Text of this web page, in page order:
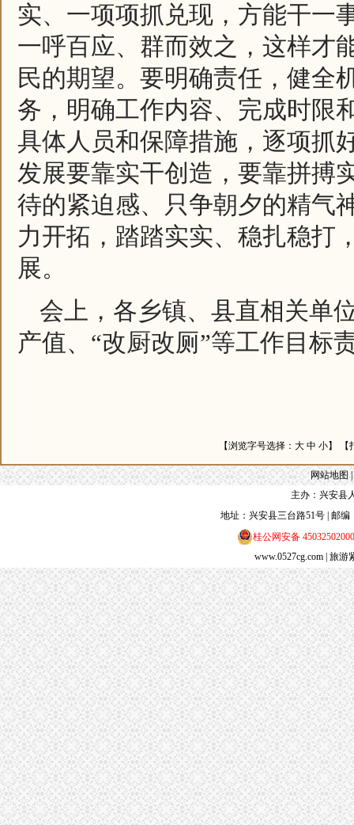
实、一项项抓兑现，方能干一
一呼百应、群而效之，这样才
民的期望。要明确责任，健全
务，明确工作内容、完成时限
具体人员和保障措施，逐项抓
发展要靠实干创造，要靠拼搏
待的紧迫感、只争朝夕的精气
力开拓，踏踏实实、稳扎稳打
展。
会上，各乡镇、县直相关单
产值、“改厨改厕”等工作目标
【浏览字号选择： 大 中 小】 【
网站地图
主办：兴安县
地址：兴安县三台路51号 | 邮编
桂公网安备
www.0527cg.com| 旅游